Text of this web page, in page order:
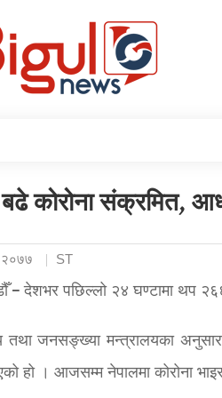
बढे कोरोना संक्रमित,
ST
– देशभर पछिल्लो २४ घण्टामा थप
तथा जनसङ्ख्या मन्त्रालयका
हो । आजसम्म नेपालमा कोरोना